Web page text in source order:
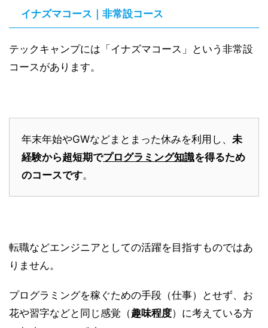
イナズマコース｜非常設コース
テックキャンプには「イナズマコース」という非常設
コースがあります。
年末年始やGWなどまとまった休みを利用し、 未
経験から超短期でプログラミング知識を得るため
のコースです。
転職などエンジニアとしての活躍を目指すものではあ
りません。
プログラミングを稼ぐための手段（仕事）とせず、お
花や習字などと同じ感覚（趣味程度）に考えている方